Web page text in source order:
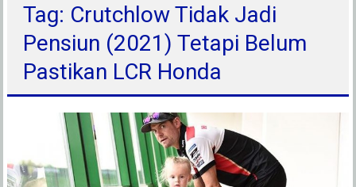
Tag: Crutchlow Tidak Jadi
Pensiun (2021) Tetapi Belum
Pastikan LCR Honda